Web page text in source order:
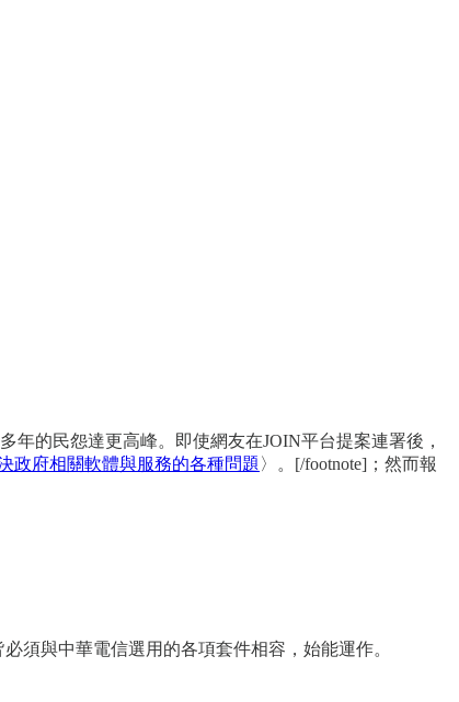
的民怨達更高峰。即使網友在JOIN平台提案連署後，
政府相關軟體與服務的各種問題 〉。[/footnote]；然而報
須與中華電信選用的各項套件相容，始能運作。